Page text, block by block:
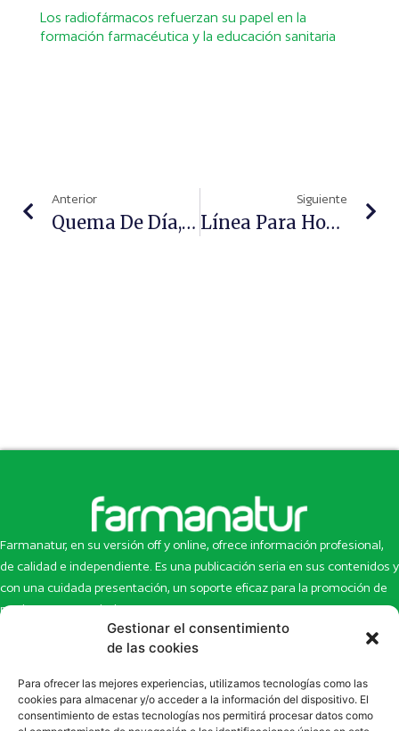
Gestionar el consentimiento
de las cookies
Para ofrecer las mejores experiencias, utilizamos tecnologías como las
cookies para almacenar y/o acceder a la información del dispositivo. El
consentimiento de estas tecnologías nos permitirá procesar datos como
Los radiofármacos refuerzan su papel en la
formación farmacéutica y la educación sanitaria
Anterior
Quema De Día, Muscula De Noche
Siguiente
Línea Para Hombre De Weleda, El Mejor Regalo Para El Día Del Padre
Farmanatur, en su versión off y online, ofrece información profesional,
de calidad e independiente. Es una publicación seria en sus contenidos y
con una cuidada presentación, un soporte eficaz para la promoción de
productos y novedades.
Inicio
Newsletter
Eco Multimedia
Artículos
Escaparate